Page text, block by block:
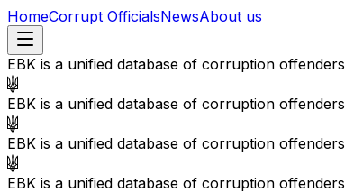
HomeCorrupt OfficialsNewsAbout us
EBK is a unified database of corruption
EBK is a unified database of corruption
EBK is a unified database of corruption
EBK is a unified database of corruption